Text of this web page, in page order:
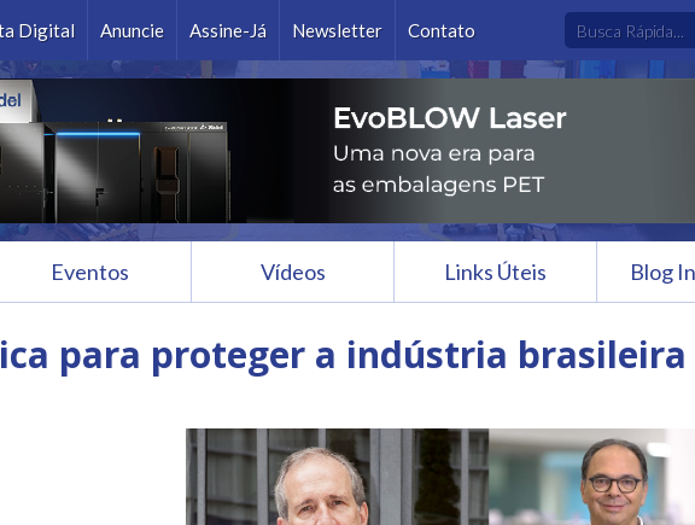
Digital Anuncie Assine-Já Newsletter Contato
Ok
Eventos Vídeos Links Úteis Blog
para proteger a indústria brasileira